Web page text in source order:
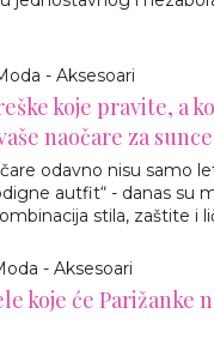
- Aksesoari
koje pravite, a
naočare za sunce
odavno nisu samo
autfit“ - danas su
stila, zaštite i
- Aksesoari
koje će Parižanke